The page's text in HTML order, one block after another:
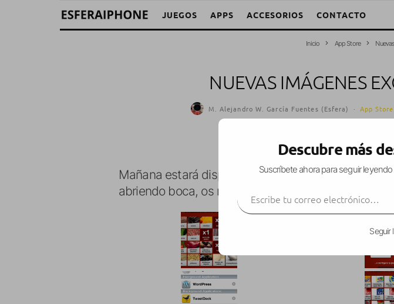
JUEGOS APPS ACCESORIOS CONTACTO
Inicio App Store
NUEVAS IMÁGENES
M. Alejandro W. García Fuentes (Esfera) · App Store
Mañana estará disponible en la App StoreToki Tori
abriendo boca, os muestro algunas imágenes
Descubre más
Suscríbete ahora para seguir
Seguir